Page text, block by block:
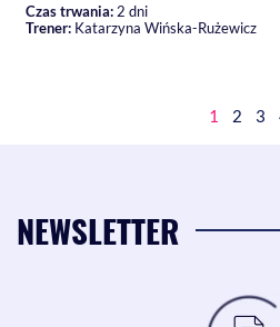
Czas trwania:2 dni
Trener: Katarzyna Wińska-Rużewicz
1 2 3
NEWSLETTER